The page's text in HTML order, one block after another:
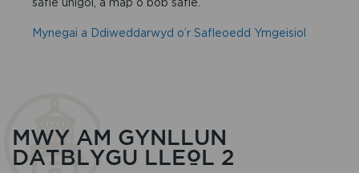
Mynegai a Ddiweddarwyd o’r Safleoedd Ymgeisiol
MWY AM GYNLLUN
DATBLYGU LLEOL 2